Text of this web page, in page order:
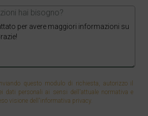
hai bisogno?
questo modulo di richiesta, autorizzo il
dati personali ai sensi dell'attuale normativa e
visione dell'informativa privacy.